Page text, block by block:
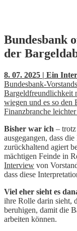
Skip
to
content
Bundesbank
der
8. 07. 2025 | Ein
Bundesbank-
Bargeldfreundlichkeit
wiegen und es so den
Finanzbranche
Bisher war ich –
ausgegangen, dass
zurückhaltend agiert
mächtigen Feinde in
Interview von
dass diese
Viel eher sieht es
ihre Rolle darin sieht,
beruhigen, damit die
arbeiten können.